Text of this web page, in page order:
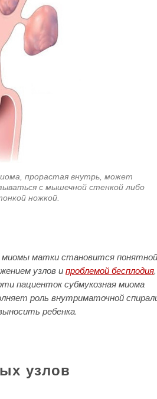
прорастая внутрь, может
с мышечной стенкой либо
ножкой.
миомы матки становится понятной
узлов и проблемой бесплодия
пациенток субмукозная миома
роль внутриматочной
ребенка.
узлов